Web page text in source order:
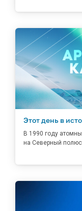
Этот день в
В 1990 году
на Северный полюс